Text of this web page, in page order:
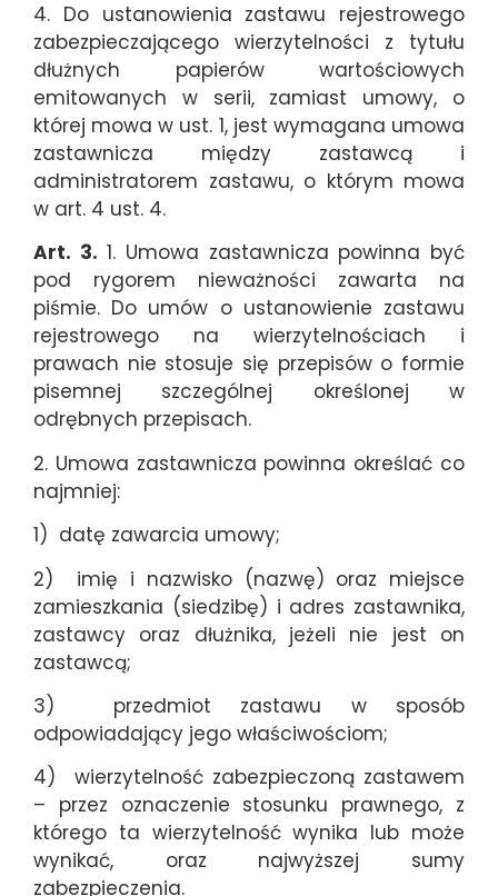
4. Do ustanowienia zastawu rejestrowego
zabezpieczającego wierzytelności z tytułu
dłużnych papierów wartościowych
emitowanych w serii, zamiast umowy, o
której mowa w ust. 1, jest wymagana umowa
zastawnicza między zastawcą i
administratorem zastawu, o którym mowa
w art. 4 ust. 4.
Art. 3. 1. Umowa zastawnicza powinna być
pod rygorem nieważności zawarta na
piśmie. Do umów o ustanowienie zastawu
rejestrowego na wierzytelnościach i
prawach nie stosuje się przepisów o formie
pisemnej szczególnej określonej w
odrębnych przepisach.
2. Umowa zastawnicza powinna określać co
najmniej:
1) datę zawarcia umowy;
2) imię i nazwisko (nazwę) oraz miejsce
zamieszkania (siedzibę) i adres zastawnika,
zastawcy oraz dłużnika, jeżeli nie jest on
zastawcą;
3) przedmiot zastawu w sposób
odpowiadający jego właściwościom;
4) wierzytelność zabezpieczoną zastawem
– przez oznaczenie stosunku prawnego, z
którego ta wierzytelność wynika lub może
wynikać, oraz najwyższej sumy
zabezpieczenia.